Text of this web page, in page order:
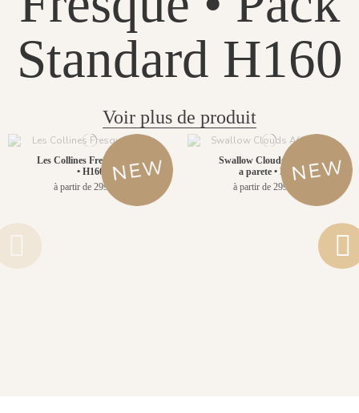
Standard H160
Voir plus de produit
Les Collines Fresque Pack
• H160
à partir de 299,00 €
Swallow Clouds Affresco
a parete • H160
à partir de 299,00 €